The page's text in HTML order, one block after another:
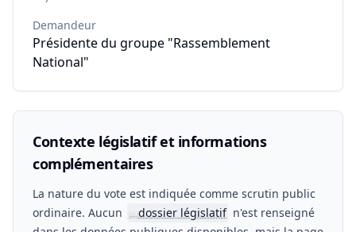
Demandeur
Présidente du groupe "Rassemblement
National"
Contexte législatif et informations
complémentaires
La nature du vote est indiquée comme scrutin public
ordinaire. Aucun
📖dossier législatif n'est renseigné